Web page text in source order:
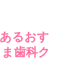
るおす
歯科ク